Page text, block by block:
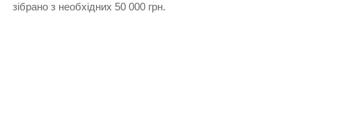
зібрано з необхідних 50 000 грн.